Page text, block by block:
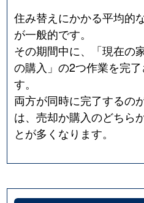
住み替えにかかる平均的
が一般的です。
その期間中に、「現在の
の購入」の2つ作業を完
す。
両方が同時に完了するの
は、売却か購入のどちら
とが多くなります。